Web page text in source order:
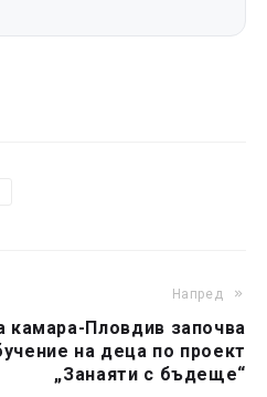
Напред
камара-Пловдив започва
на деца по проект
„Занаяти с бъдеще“